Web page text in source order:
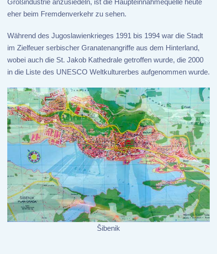
eher beim Fremdenverkehr zu sehen.
Während des Jugoslawienkrieges 1991 bis 1994 war die Stadt
im Zielfeuer serbischer Granatenangriffe aus dem Hinterland,
wobei auch die St. Jakob Kathedrale getroffen wurde, die 2000
in die Liste des UNESCO Weltkulturerbes aufgenommen wurde.
Šibenik